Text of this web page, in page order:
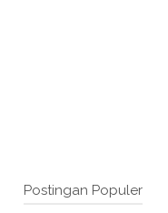
Postingan Populer